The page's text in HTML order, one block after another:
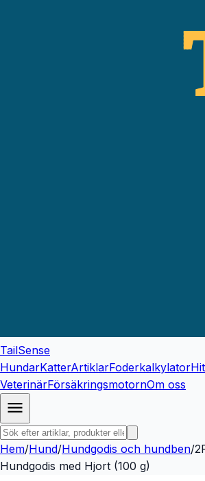
TailSense
HundarKatterArtiklarFoderkalkylator
VeterinärFörsäkringsmotornOm oss
Hem/Hund/Hundgodis och hundben/
Hundgodis med Hjort (100 g)